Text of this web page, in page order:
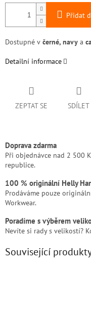
Přidat
Dostupné v černé, navy a
Detailní informace
ZEPTAT SE SDÍLET
Doprava zdarma
Při objednávce nad 2 500
republice.
100 % originální Helly
Prodáváme pouze
Workwear.
Poradíme s výběrem
Nevíte si rady s velikostí?
Související